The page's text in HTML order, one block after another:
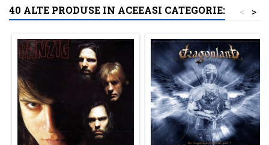
40 ALTE PRODUSE IN ACEEASI CATEGORIE: >
<